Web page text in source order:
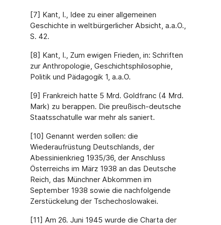
[7] Kant, I., Idee zu einer allgemeinen
Geschichte in weltbürgerlicher Absicht, a.a.O.,
S. 42.
[8] Kant, I., Zum ewigen Frieden, in: Schriften
zur Anthropologie, Geschichtsphilosophie,
Politik und Pädagogik 1, a.a.O.
[9] Frankreich hatte 5 Mrd. Goldfranc (4 Mrd.
Mark) zu berappen. Die preußisch-deutsche
Staatsschatulle war mehr als saniert.
[10] Genannt werden sollen: die
Wiederaufrüstung Deutschlands, der
Abessinienkrieg 1935/36, der Anschluss
Österreichs im März 1938 an das Deutsche
Reich, das Münchner Abkommen im
September 1938 sowie die nachfolgende
Zerstückelung der Tschechoslowakei.
[11] Am 26. Juni 1945 wurde die Charta der